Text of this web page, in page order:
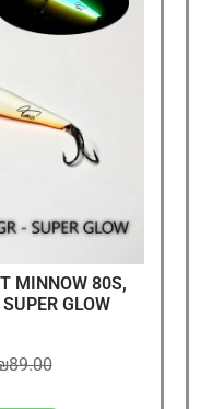
דיג –
תקנון אתר
MINNOW 80S,
GLOW
89.00